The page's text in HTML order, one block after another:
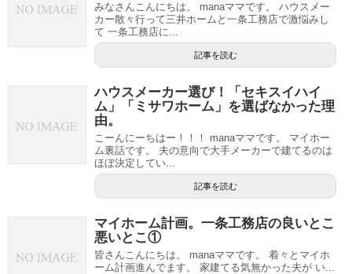
みなさんこんにちは。 manaママです。 ハウスメー
カー散々行って三井ホームと一条工務店で激悩みし
て 一条工務店に...
記事を読む
ハウスメーカー選び！「セキスイハイ
ム」「ミサワホーム」を選ばなかった理
由。
こーんにーちはー！！！ manaママです。 マイホー
ム裏話です。 夫の意向で大手メーカーで建てるのは
ほぼ決定してい...
記事を読む
マイホーム計画。一条工務店の良いとこ
悪いとこ①
皆さんこんにちは。 manaママです。 着々とマイホ
ーム計画進んでます。 家建てる気無かった夫が い...